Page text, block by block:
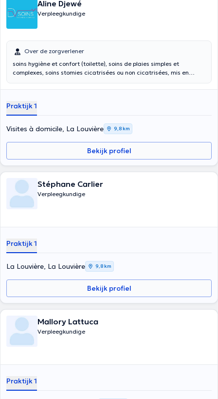
Aline Djewé
Verpleegkundige
Over de zorgverlener
soins hygiène et confort (toilette), soins de plaies simples et
complexes, soins stomies cicatrisées ou non cicatrisées, mis en
pompe, mise en place et surveillance alimentation entérale et
pommade, injections (IM, IV, SC), prise de sang, lavage vésical et
sondage, lavement et lavage intestinal, préparation et
administration des médicaments...
Praktijk 1
Visites à domicile, La Louvière 9,8 km
Bekijk profiel
Stéphane Carlier
Verpleegkundige
Praktijk 1
La Louvière, La Louvière 9,8 km
Bekijk profiel
Mallory Lattuca
Verpleegkundige
Praktijk 1